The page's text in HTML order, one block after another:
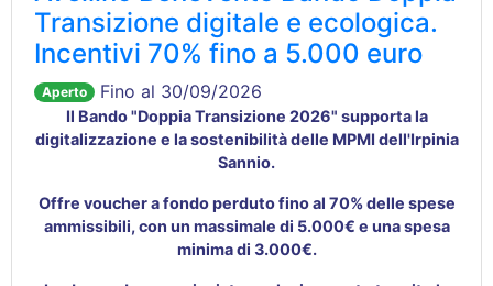
Transizione digitale e ecologica.
Incentivi 70% fino a 5.000 euro
Aperto Fino al 30/09/2026
Il Bando "Doppia Transizione 2026" supporta la
digitalizzazione e la sostenibilità delle MPMI dell'Irpinia
Sannio.
Offre voucher a fondo perduto fino al 70% delle spese
ammissibili, con un massimale di 5.000€ e una spesa
minima di 3.000€.